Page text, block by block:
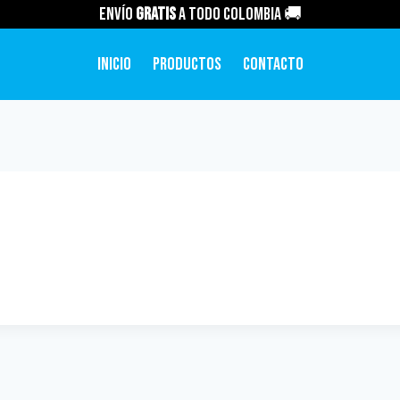
Envío GRATISa todo Colombia 🚚
Inicio Productos Contacto